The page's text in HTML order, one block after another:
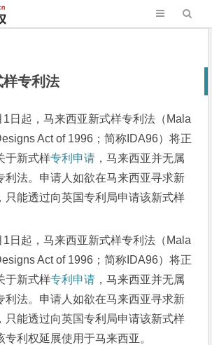
样专利法
1日起，马来西亚新式样专利法（Mala
Act of 1996；简称IDA96）将正
于新式样专利申请 ，马来西亚并无属
利法。申请人如欲在马来西亚寻求新
只能透过向英国专利局申请该新式样
1日起，马来西亚新式样专利法（Mala
Act of 1996；简称IDA96）将正
于新式样专利申请 ，马来西亚并无属
利法。申请人如欲在马来西亚寻求新
只能透过向英国专利局申请该新式样
利权延展使用于马来西亚。